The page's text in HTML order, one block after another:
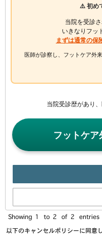
⚠️ 初め
当院を受診
いきなりフッ
まずは通常の保
医師が診察し、フットケア外
当院受診歴があり
フットケ
Showing 1 to 2 of 2 entries
以下のキャンセルポリシーに同意